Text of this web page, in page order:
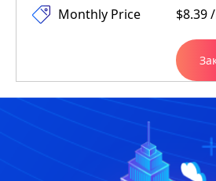
Monthly Price
$8.39